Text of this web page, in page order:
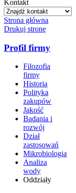
Kontakt
Strona główna
Drukuj stronę
Profil firmy
Filozofia
firmy
Historia
Polityka
zakupów
Jakość
Badania i
rozwój
Dział
zastosowań
Mikrobiologia
Analiza
wody
Oddziały